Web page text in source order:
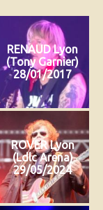
RENAUD Lyon
(Tony Garnier)
28/01/2017
ROVER Lyon
(Ldlc Arena)
29/05/2024